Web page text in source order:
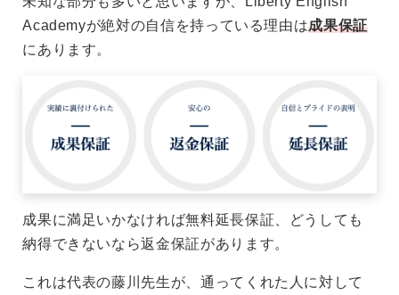
Academyが絶対の自信を持っている理由は成果保証
にあります。
成果に満足いかなければ無料延長保証、どうしても
納得できないなら返金保証があります。
これは代表の藤川先生が、通ってくれた人に対して